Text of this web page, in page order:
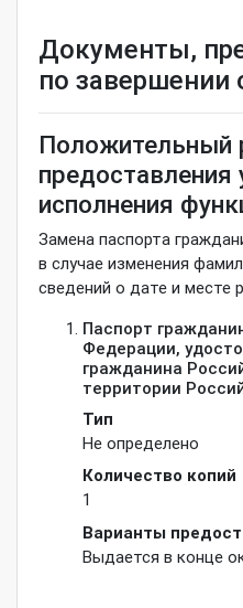
Документы,
по завершении
Положительный
предоставления
исполнения
Замена паспорта
в случае изменения
сведений о дате и месте
Паспорт
Федерации,
гражданина
территории
Тип
Не определено
Количество копий
1
Варианты
Выдается в конце